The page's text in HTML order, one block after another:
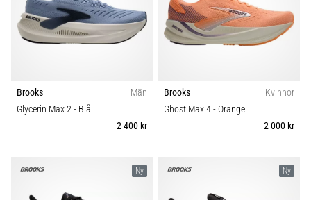
Brooks
Män
Glycerin Max 2- Blå
2 400 kr
Brooks
Kvinnor
Ghost Max 4- Orange
2 000 kr
Ny Ny